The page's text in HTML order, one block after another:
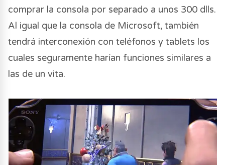
comprar la consola por separado a unos 300 dlls.
Al igual que la consola de Microsoft, también
tendrá interconexión con teléfonos y tablets los
cuales seguramente harían funciones similares a
las de un vita.